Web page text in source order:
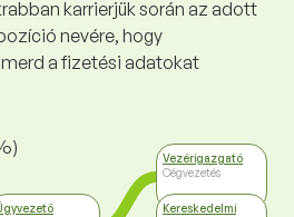
karrierjük során az adott
nevére, hogy
a fizetési adatokat
Vezérigazgató
Cégvezetés
Kereskedelmi